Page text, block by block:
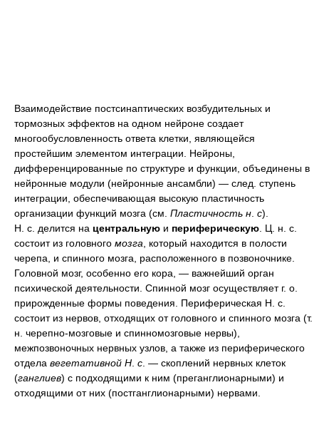
Взаимодействие постсинаптических возбудительных и
тормозных эффектов на одном нейроне создает
многообусловленность ответа клетки, являющейся
простейшим элементом интеграции. Нейроны,
дифференцированные по структуре и функции, объединены в
нейронные модули (нейронные ансамбли) — след. ступень
интеграции, обеспечивающая высокую пластичность
организации функций мозга (см. Пластичность н с).
Н. с. делится на центральную и периферическую . Ц. н. с.
состоит из головного мозга , который находится в полости
черепа, и спинного мозга, расположенного в позвоночнике.
Головной мозг, особенно его кора, — важнейший орган
психической деятельности. Спинной мозг осуществляет г. о.
прирожденные формы поведения. Периферическая Н. с.
состоит из нервов, отходящих от головного и спинного мозга (т.
н. черепно-мозговые и спинномозговые нервы),
межпозвоночных нервных узлов, а также из периферического
отдела вегетативной Н с . — скоплений нервных клеток
(ганглиев) с подходящими к ним (преганглионарными) и
отходящими от них (постганглионарными) нервами.